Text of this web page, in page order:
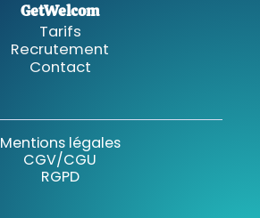
GetWelcom
Tarifs
Recrutement
Contact
Mentions légales
CGV/CGU
RGPD